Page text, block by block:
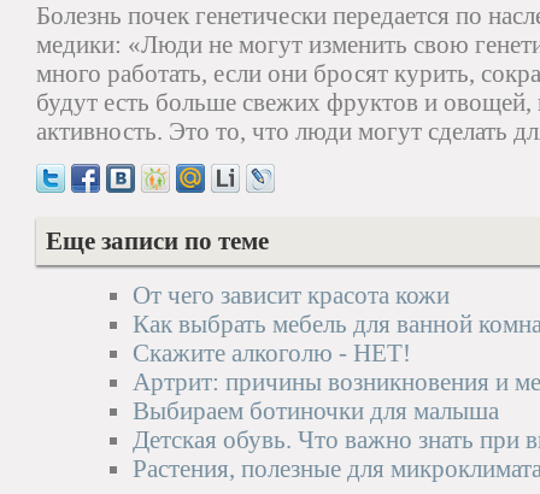
Болезнь почек генетически передается по
медики: «Люди не могут изменить свою
много работать, если они бросят курить,
будут есть больше свежих фруктов и
активность. Это то, что люди могут сделать
Еще записи по теме
От чего зависит красота кожи
Как выбрать мебель для ванной
Скажите алкоголю - НЕТ!
Артрит: причины возникновения и
Выбираем ботиночки для малыша
Детская обувь. Что важно знать при
Растения, полезные для